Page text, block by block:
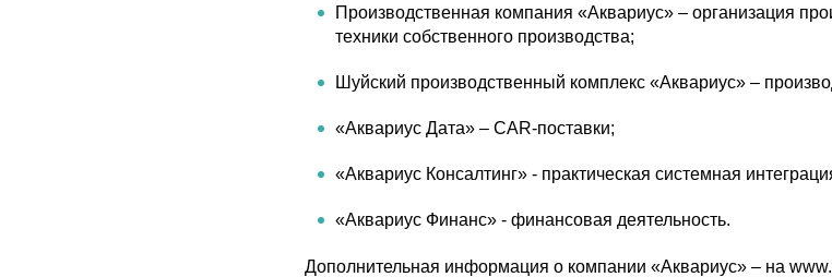
Производственная компания «Аквариус» – организация
техники собственного производства;
Шуйский производственный комплекс «Аквариус» –
«Аквариус Дата» – CAR-поставки;
«Аквариус Консалтинг» - практическая системная
«Аквариус Финанс» - финансовая деятельность.
Дополнительная информация о компании «Аквариус» – на